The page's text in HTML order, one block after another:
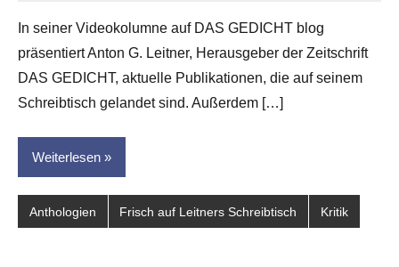
Leitner
In seiner Videokolumne auf DAS GEDICHT blog
präsentiert Anton G. Leitner, Herausgeber der Zeitschrift
DAS GEDICHT, aktuelle Publikationen, die auf seinem
Schreibtisch gelandet sind. Außerdem […]
Weiterlesen
Anthologien Frisch auf Leitners Schreibtisch Kritik